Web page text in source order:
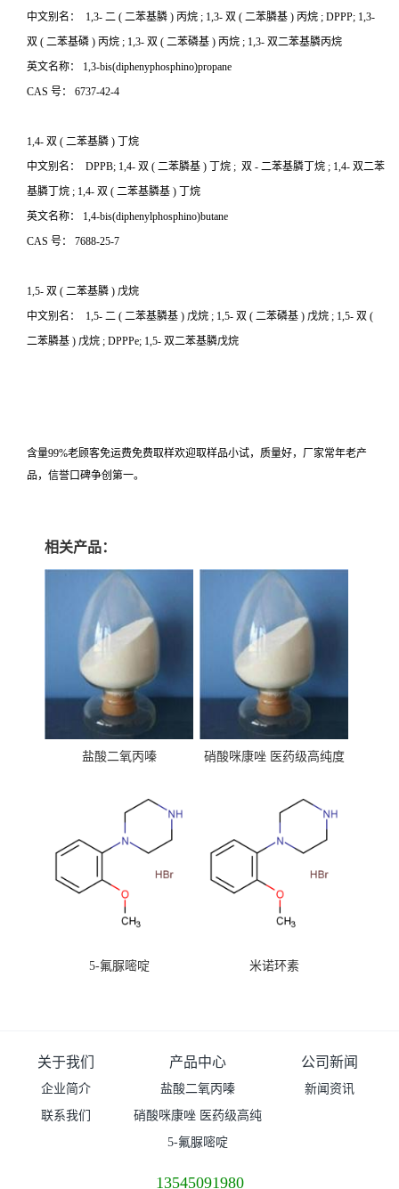
中文别名： 1,3- 二 ( 二苯基膦 ) 丙烷 ; 1,3- 双 ( 二苯膦基 ) 丙烷 ; DPPP; 1,3-
双 ( 二苯基磷 ) 丙烷 ; 1,3- 双 ( 二苯磷基 ) 丙烷 ; 1,3- 双二苯基膦丙烷
英文名称： 1,3-bis(diphenyphosphino)propane
CAS 号： 6737-42-4
1,4- 双 ( 二苯基膦 )
丁烷
中文别名： DPPB; 1,4- 双 ( 二苯膦基 ) 丁烷 ; 双 - 二苯基膦丁烷 ; 1,4- 双二苯
基膦丁烷 ; 1,4- 双 ( 二苯基膦基 )
丁烷
英文名称： 1,4-bis(diphenylphosphino)butane
CAS 号： 7688-25-7
1,5- 双 ( 二苯基膦 ) 戊烷
中文别名： 1,5- 二 ( 二苯基膦基 ) 戊烷 ; 1,5- 双 ( 二苯磷基 ) 戊烷 ; 1,5- 双 (
二苯膦基 ) 戊烷 ; DPPPe; 1,5- 双二苯基膦戊烷
含量99%老顾客免运费免费取样欢迎取样品小试，质量好，厂家常年老产
品，信誉口碑争创第一。
相关产品：
盐酸二氧丙嗪
硝酸咪康唑 医药级高纯度
5-氟脲嘧啶 米诺环素
关于我们
企业简介
联系我们
产品中心
盐酸二氧丙嗪
硝酸咪康唑 医药级高纯
度99%原粉
5-氟脲嘧啶
公司新闻
新闻资讯
13545091980